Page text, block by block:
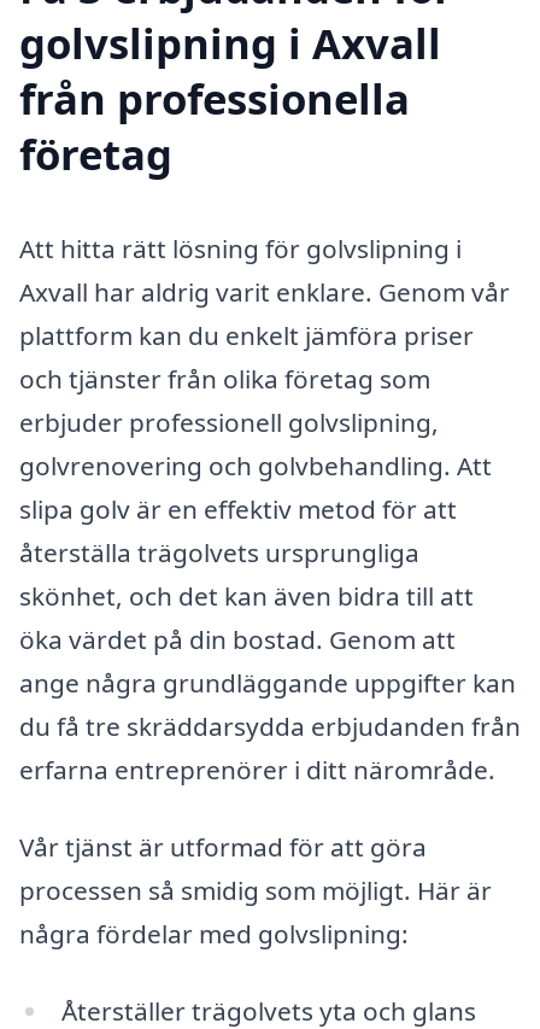
golvslipning i Axvall
från professionella
företag
Att hitta rätt lösning för golvslipning i
Axvall har aldrig varit enklare. Genom vår
plattform kan du enkelt jämföra priser
och tjänster från olika företag som
erbjuder professionell golvslipning,
golvrenovering och golvbehandling. Att
slipa golv är en effektiv metod för att
återställa trägolvets ursprungliga
skönhet, och det kan även bidra till att
öka värdet på din bostad. Genom att
ange några grundläggande uppgifter kan
du få tre skräddarsydda erbjudanden från
erfarna entreprenörer i ditt närområde.
Vår tjänst är utformad för att göra
processen så smidig som möjligt. Här är
några fördelar med golvslipning:
Återställer trägolvets yta och glans